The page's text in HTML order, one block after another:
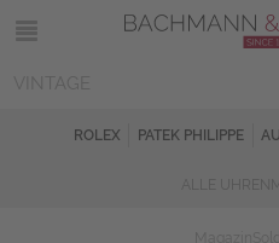
ROLEX PATEK PHILIPPE